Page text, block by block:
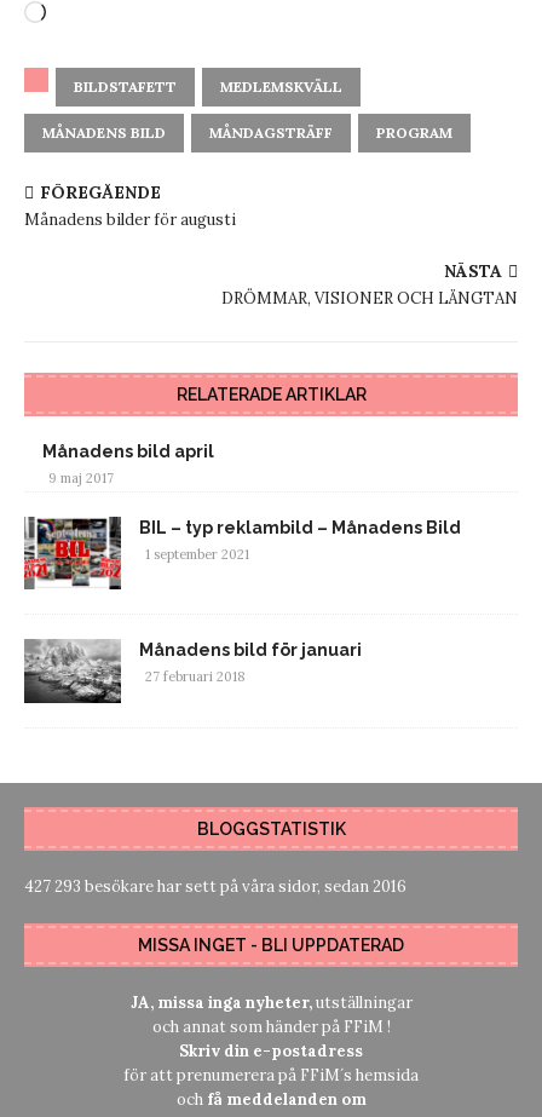
BILDSTAFETT MEDLEMSKVÄLL
MÅNADENS BILD MÅNDAGSTRÄFF PROGRAM
FÖREGÅENDE
Månadens bilder för augusti
NÄSTA
DRÖMMAR, VISIONER OCH LÄNGTAN
RELATERADE ARTIKLAR
Månadens bild april
9 maj 2017
BIL – typ reklambild – Månadens Bild
1 september 2021
Månadens bild för januari
27 februari 2018
BLOGGSTATISTIK
427 293 besökare har sett på våra sidor, sedan 2016
MISSA INGET - BLI UPPDATERAD
JA, missa inga nyheter,utställningar
och annat som händer på FFiM !
Skriv din e-postadress
för att prenumerera på FFiM´s hemsida
och få meddelanden om